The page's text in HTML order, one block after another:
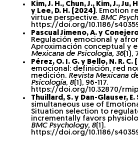
Kim, J. H., Chun, J., Kim, J., Ju,
y Lee, D. H. (2024). Emotion
virtue perspective. BMC
https://doi.org/10.1186/
Pascual Jimeno, A. y
Regulación emocional y
Aproximación conceptual y
Mexicana de Psicología, 36(1),
Pérez, O. I. G. y Bello, N. R. C.
emocional: definición, red
medición. Revista Mexicana
Psicología, 8(1), 96-117.
https://doi.org/10.32870/
Thuillard, S. y Dan-Glauser, E.
simultaneous use of
Situation selection to
incrementally favors
BMC Psychology, 8(1).
https://doi.org/10.1186/